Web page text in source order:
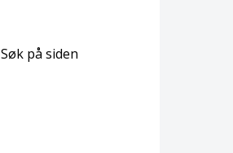
Søk på siden